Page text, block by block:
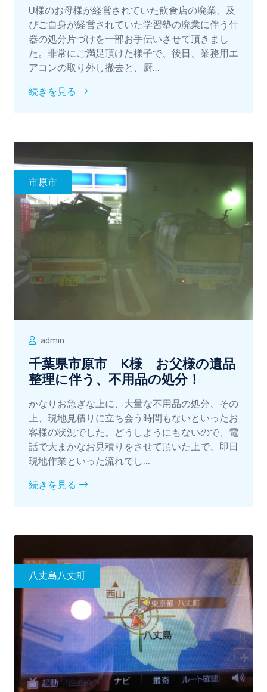
U様のお母様が経営されていた飲食店の廃業、及
びご自身が経営されていた学習塾の廃業に伴う什
器の処分片づけを一部お手伝いさせて頂きまし
た。非常にご満足頂けた様子で、後日、業務用エ
アコンの取り外し撤去と、厨...
続きを見る
市原市
admin
千葉県市原市 K様 お父様の遺品
整理に伴う、不用品の処分！
かなりお急ぎな上に、大量な不用品の処分、その
上、現地見積りに立ち会う時間もないといったお
客様の状況でした。どうしようにもないので、電
話で大まかなお見積りをさせて頂いた上で、即日
現地作業といった流れでし...
続きを見る
八丈島八丈町